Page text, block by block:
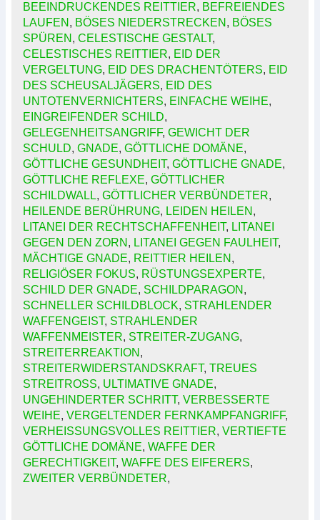
BEEINDRUCKENDES REITTIER, BEFREIENDES
LAUFEN , BÖSES NIEDERSTRECKEN , BÖSES
SPÜREN , CELESTISCHE GESTALT,
CELESTISCHES REITTIER, EID DER
VERGELTUNG, EID DES DRACHENTÖTERS, EID
DES SCHEUSALJÄGERS, EID DES
UNTOTENVERNICHTERS, EINFACHE WEIHE,
EINGREIFENDER SCHILD,
GELEGENHEITSANGRIFF, GEWICHT DER
SCHULD, GNADE, GÖTTLICHE DOMÄNE,
GÖTTLICHE GESUNDHEIT, GÖTTLICHE GNADE,
GÖTTLICHE REFLEXE, GÖTTLICHER
SCHILDWALL, GÖTTLICHER VERBÜNDETER,
HEILENDE BERÜHRUNG, LEIDEN HEILEN ,
LITANEI DER RECHTSCHAFFENHEIT, LITANEI
GEGEN DEN ZORN , LITANEI GEGEN FAULHEIT,
MÄCHTIGE GNADE, REITTIER HEILEN ,
RELIGIÖSER FOKUS, RÜSTUNGSEXPERTE,
SCHILD DER GNADE, SCHILDPARAGON ,
SCHNELLER SCHILDBLOCK, STRAHLENDER
WAFFENGEIST, STRAHLENDER
WAFFENMEISTER, STREITER-ZUGANG,
STREITERREAKTION ,
STREITERWIDERSTANDSKRAFT, TREUES
STREITROSS, ULTIMATIVE GNADE,
UNGEHINDERTER SCHRITT, VERBESSERTE
WEIHE, VERGELTENDER FERNKAMPFANGRIFF,
VERHEISSUNGSVOLLES REITTIER, VERTIEFTE
GÖTTLICHE DOMÄNE, WAFFE DER
GERECHTIGKEIT, WAFFE DES EIFERERS,
ZWEITER VERBÜNDETER,